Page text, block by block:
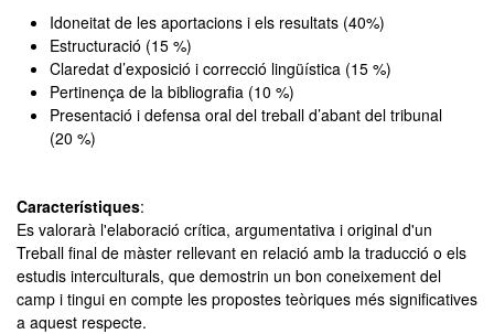
Idoneitat de les aportacions i els resultats (40%)
Estructuració (15 %)
Claredat d’exposició i correcció lingüística (15 %)
Pertinença de la bibliografia (10 %)
Presentació i defensa oral del treball d’abant del tribunal
(20 %)
Característiques:
Es valorarà l'elaboració crítica, argumentativa i original d'un
Treball final de màster rellevant en relació amb la traducció o els
estudis interculturals, que demostrin un bon coneixement del
camp i tingui en compte les propostes teòriques més significatives
a aquest respecte.